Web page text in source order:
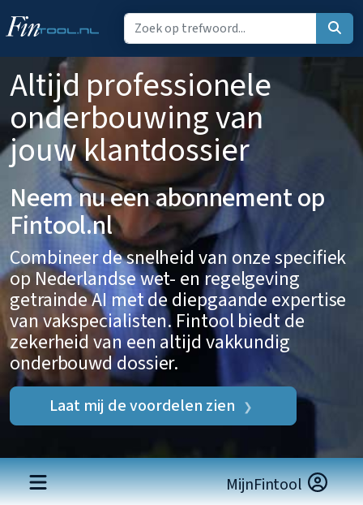
Altijd professionele
onderbouwing van
jouw klantdossier
Neem nu een abonnement op
Fintool.nl
Combineer de snelheid van onze specifiek
op Nederlandse wet- en regelgeving
getrainde AI met de diepgaande expertise
van vakspecialisten. Fintool biedt de
zekerheid van een altijd vakkundig
onderbouwd dossier.
Laat mij de voordelen zien
MijnFintool